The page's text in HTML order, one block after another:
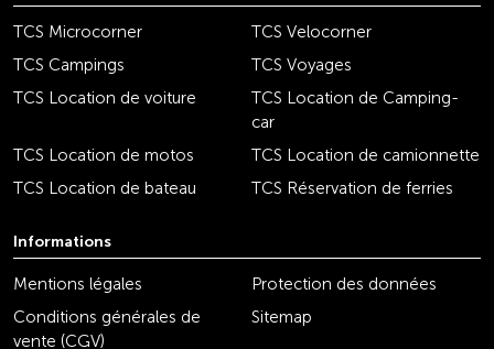
TCS Microcorner
TCS Velocorner
TCS Campings
TCS Voyages
TCS Location de voiture
TCS Location de Camping-
car
TCS Location de motos
TCS Location de camionnette
TCS Location de bateau
TCS Réservation de ferries
Informations
Mentions légales
Protection des données
Conditions générales de
vente (CGV)
Sitemap